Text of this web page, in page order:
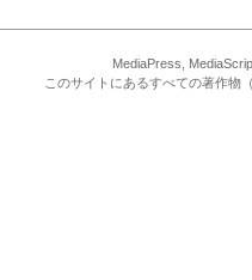
MediaPress,
このサイトにあるすべての著作物